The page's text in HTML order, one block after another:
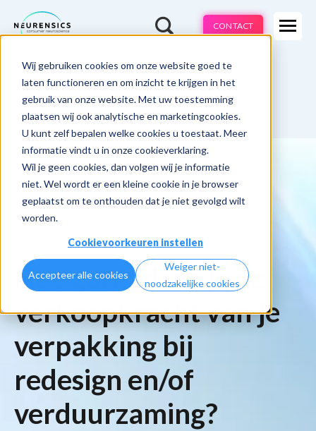
Wij gebruiken cookies om onze website goed te
laten functioneren en om inzicht te krijgen in het
gebruik van onze website. Met uw toestemming
plaatsen wij ook analytische en marketingcookies.
U kunt zelf bepalen welke cookies u toestaat. Meer
informatie vindt u in onze cookieverklaring.
Wil je geen cookies, dan volgen wij je informatie
niet. Wel wordt er een kleine cookie in je browser
geplaatst om te onthouden dat je niet gevolgd wilt
worden.
Cookievoorkeuren instellen
Accepteer alle cookies
Weiger niet-
noodzakelijke cookies
Expertises
Branches
Cases
Over ons
CONTACT
Webinar -Do 13 aug | 10:00 - 11:00u
Hoe garandeer je de
verkoopkracht van je
verpakking bij
redesign en/of
verduurzaming?